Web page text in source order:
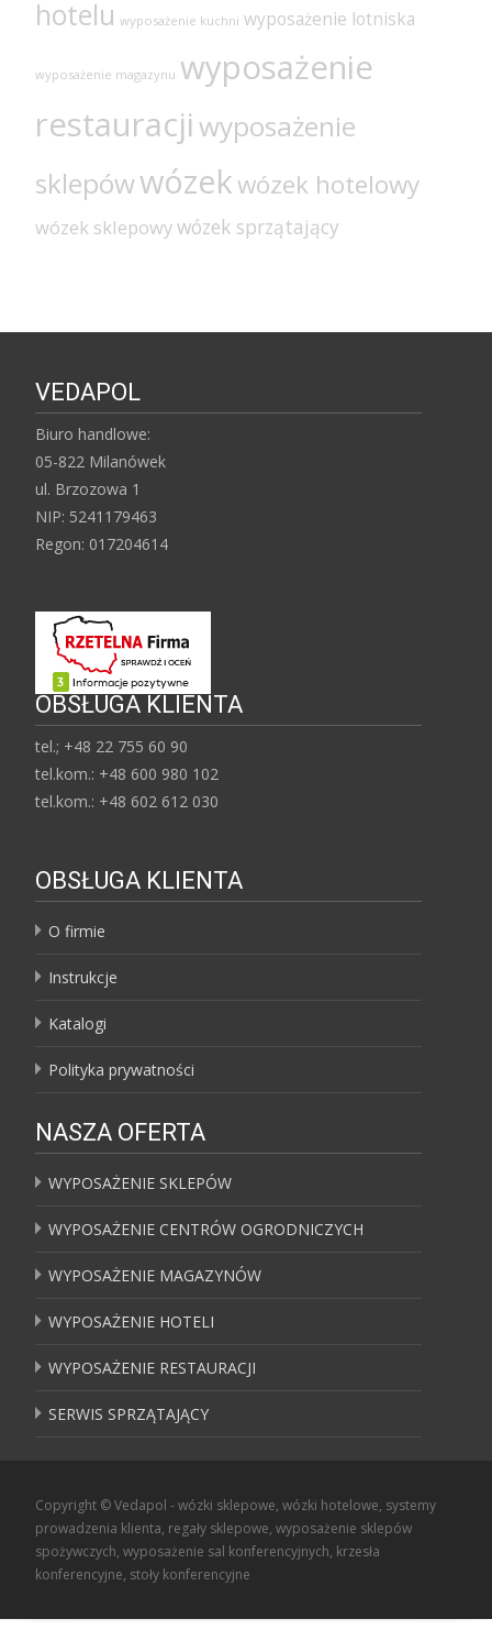
hotelu wyposażenie kuchni wyposażenie lotniska
wyposażenie magazynu wyposażenie
restauracjiwyposażenie
sklepówwózekwózek hotelowy
wózek sklepowywózek sprzątający
VEDAPOL
Biuro handlowe:
05-822 Milanówek
ul. Brzozowa 1
NIP: 5241179463
Regon: 017204614
OBSŁUGA KLIENTA
tel.; +48 22 755 60 90
tel.kom.: +48 600 980 102
tel.kom.: +48 602 612 030
OBSŁUGA KLIENTA
O firmie
Instrukcje
Katalogi
Polityka prywatności
NASZA OFERTA
WYPOSAŻENIE SKLEPÓW
WYPOSAŻENIE CENTRÓW OGRODNICZYCH
WYPOSAŻENIE MAGAZYNÓW
WYPOSAŻENIE HOTELI
WYPOSAŻENIE RESTAURACJI
SERWIS SPRZĄTAJĄCY
Copyright © Vedapol - wózki sklepowe, wózki hotelowe, systemy
prowadzenia klienta, regały sklepowe, wyposażenie sklepów
spożywczych, wyposażenie sal konferencyjnych, krzesła
konferencyjne, stoły konferencyjne